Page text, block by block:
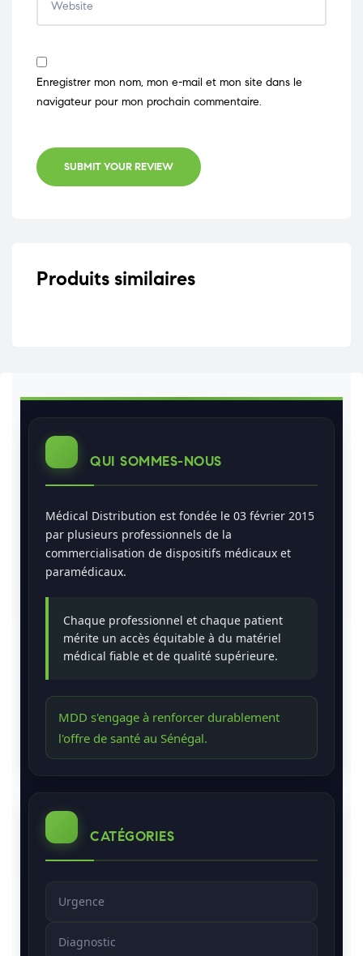
Enregistrer mon nom, mon e-mail et mon site dans le
navigateur pour mon prochain commentaire.
SUBMIT YOUR REVIEW
Produits similaires
QUI SOMMES-NOUS
Médical Distribution est fondée le 03 février 2015
par plusieurs professionnels de la
commercialisation de dispositifs médicaux et
paramédicaux.
Chaque professionnel et chaque patient
mérite un accès équitable à du matériel
médical fiable et de qualité supérieure.
MDD s'engage à renforcer durablement
l'offre de santé au Sénégal.
CATÉGORIES
Urgence
Diagnostic